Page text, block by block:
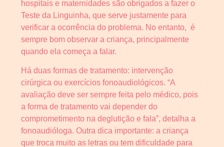
hospitais e maternidades são obrigados a fazer o
Teste da Linguinha, que serve justamente para
verificar a ocorrência do problema. No entanto, é
sempre bom observar a criança, principalmente
quando ela começa a falar.
Há duas formas de tratamento: intervenção
cirúrgica ou exercícios fonoaudiológicos. “A
avaliação deve ser sempre feita pelo médico, pois
a forma de tratamento vai depender do
comprometimento na deglutição e fala”, detalha a
fonoaudióloga. Outra dica importante: a criança
que troca muito as letras ou tem dificuldade para